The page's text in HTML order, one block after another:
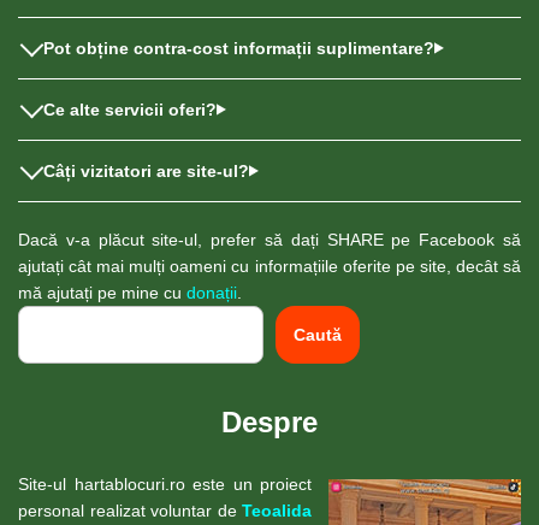
Pot obține contra-cost informații suplimentare?
Ce alte servicii oferi?
Câți vizitatori are site-ul?
Dacă v-a plăcut site-ul, prefer să dați SHARE pe Facebook să
ajutați cât mai mulți oameni cu informațiile oferite pe site, decât să
mă ajutați pe mine cu donații
Caută
Despre
Site-ul hartablocuri.ro este un proiect
personal realizat voluntar de Teoalida